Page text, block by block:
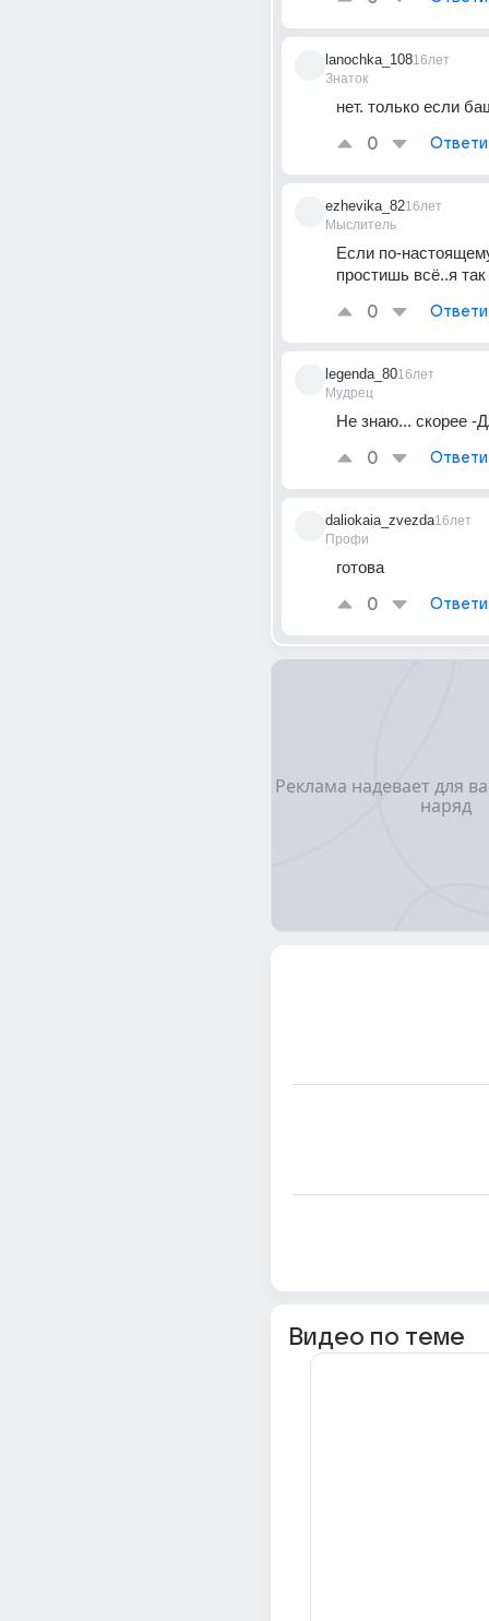
lanochka_108
Знаток
16лет
нет. только если
0
ezhevika_82
Мыслитель
16лет
Если по-
простишь всё..я
0
legenda_80
Мудрец
16лет
Не знаю... скорее -
0
daliokaia_zvezda
Профи
16лет
готова
0
Видео по теме